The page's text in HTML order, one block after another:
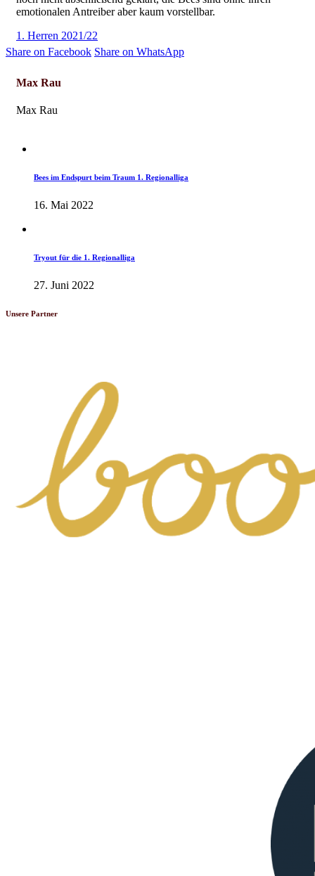
emotionalen Antreiber aber kaum vorstellbar.
1. Herren 2021/22
Share on Facebook Share on WhatsApp
Max Rau
Max Rau
Bees im Endspurt beim Traum 1. Regionalliga
16. Mai 2022
Tryout für die 1. Regionalliga
27. Juni 2022
Unsere Partner